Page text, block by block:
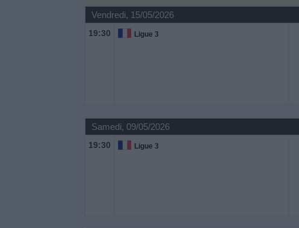
Vendredi, 15/05/2026
19:30 Ligue 3
Samedi, 09/05/2026
19:30 Ligue 3